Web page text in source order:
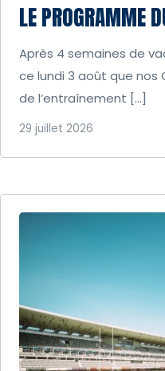
LE PROGRAMME
Après 4 semaines de
ce lundi 3 août que nos
de l’entraînement […]
29 juillet 2026